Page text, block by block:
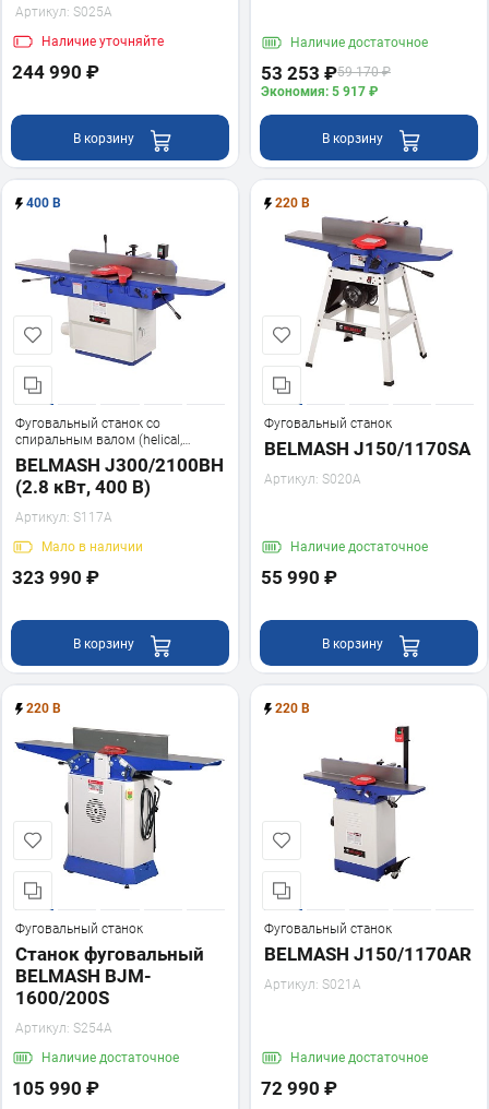
Артикул: S025A
Наличие уточняйте
244 990 ₽
В корзину
Наличие достаточное
53 253 ₽59 170 ₽
Экономия: 5 917 ₽
В корзину
400 В
Фуговальный станок со
спиральным валом (helical,
хеликал)
BELMASH J300/2100ВH
(2.8 кВт, 400 В)
Артикул: S117A
Мало в наличии
323 990 ₽
В корзину
220 В
Фуговальный станок
BELMASH J150/1170SA
Артикул: S020A
Наличие достаточное
55 990 ₽
В корзину
220 В
Фуговальный станок
Станок фуговальный
BELMASH BJM-
1600/200S
Артикул: S254A
Наличие достаточное
105 990 ₽
220 В
Фуговальный станок
BELMASH J150/1170AR
Артикул: S021A
Наличие достаточное
72 990 ₽